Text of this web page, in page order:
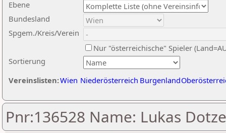
Ebene
Sortierung
Bundesland
Spgem./Kreis/Verein
Nur "österreichische" Spieler
Vereinslisten:Wien Niederösterreich Burgenland
Pnr:136528 Name: Lukas